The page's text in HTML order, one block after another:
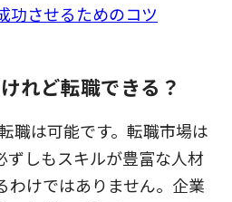
功させるためのコツ
れど転職できる？
職は可能です。転職市場は
ずしもスキルが豊富な人材
わけではありません。企業